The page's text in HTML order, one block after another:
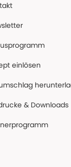
einlösen
& Downloads